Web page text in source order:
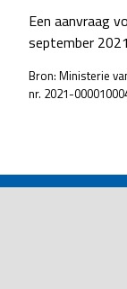
Een aanvraag
september
Bron: Ministerie
nr. 2021-